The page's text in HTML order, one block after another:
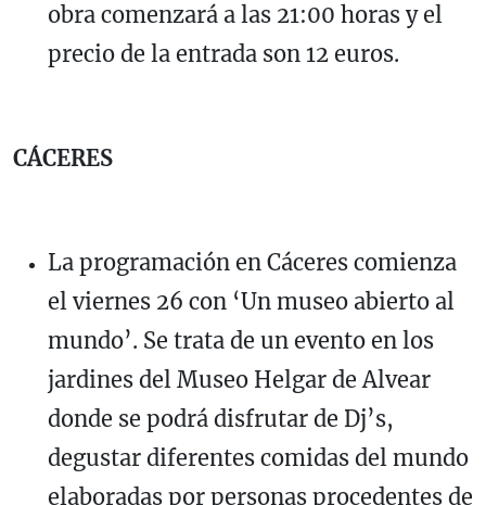
obra comenzará a las 21:00 horas y el
precio de la entrada son 12 euros.
CÁCERES
La programación en Cáceres comienza
el viernes 26 con ‘Un museo abierto al
mundo’. Se trata de un evento en los
jardines del Museo Helgar de Alvear
donde se podrá disfrutar de Dj’s,
degustar diferentes comidas del mundo
elaboradas por personas procedentes de